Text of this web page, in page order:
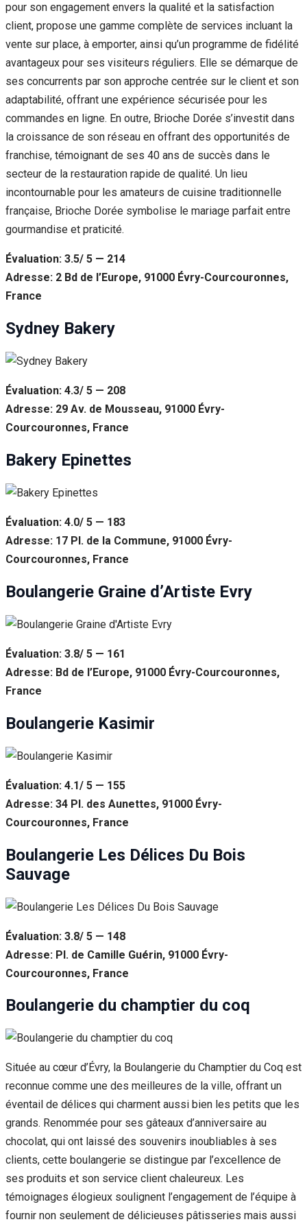
pour son engagement envers la qualité et la satisfaction
client, propose une gamme complète de services incluant la
vente sur place, à emporter, ainsi qu’un programme de fidélité
avantageux pour ses visiteurs réguliers. Elle se démarque de
ses concurrents par son approche centrée sur le client et son
adaptabilité, offrant une expérience sécurisée pour les
commandes en ligne. En outre, Brioche Dorée s’investit dans
la croissance de son réseau en offrant des opportunités de
franchise, témoignant de ses 40 ans de succès dans le
secteur de la restauration rapide de qualité. Un lieu
incontournable pour les amateurs de cuisine traditionnelle
française, Brioche Dorée symbolise le mariage parfait entre
gourmandise et praticité.
Évaluation: 3.5/ 5 — 214
Adresse: 2 Bd de l’Europe, 91000 Évry-Courcouronnes,
France
Sydney Bakery
Évaluation: 4.3/ 5 — 208
Adresse: 29 Av. de Mousseau, 91000 Évry-
Courcouronnes, France
Bakery Epinettes
Évaluation: 4.0/ 5 — 183
Adresse: 17 Pl. de la Commune, 91000 Évry-
Courcouronnes, France
Boulangerie Graine d’Artiste Evry
Évaluation: 3.8/ 5 — 161
Adresse: Bd de l’Europe, 91000 Évry-Courcouronnes,
France
Boulangerie Kasimir
Évaluation: 4.1/ 5 — 155
Adresse: 34 Pl. des Aunettes, 91000 Évry-
Courcouronnes, France
Boulangerie Les Délices Du Bois
Sauvage
Évaluation: 3.8/ 5 — 148
Adresse: Pl. de Camille Guérin, 91000 Évry-
Courcouronnes, France
Boulangerie du champtier du coq
Située au cœur d’Évry, la Boulangerie du Champtier du Coq est
reconnue comme une des meilleures de la ville, offrant un
éventail de délices qui charment aussi bien les petits que les
grands. Renommée pour ses gâteaux d’anniversaire au
chocolat, qui ont laissé des souvenirs inoubliables à ses
clients, cette boulangerie se distingue par l’excellence de
ses produits et son service client chaleureux. Les
témoignages élogieux soulignent l’engagement de l’équipe à
fournir non seulement de délicieuses pâtisseries mais aussi